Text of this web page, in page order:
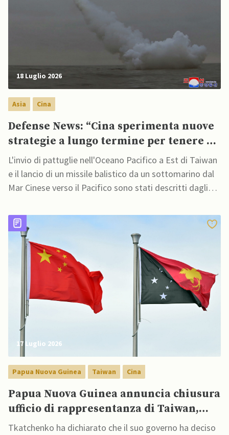
18 Luglio 2026
Asia Cina
Defense News: “Cina sperimenta nuove
strategie a lungo termine per tenere a
bada rivali in Asia”
L'invio di pattuglie nell'Oceano Pacifico a Est di Taiwan
e il lancio di un missile balistico da un sottomarino dal
Mar Cinese verso il Pacifico sono stati descritti dagli
strategie per dissuadere altri dal contestare le sue
rivendicazioni territoriali
17 Luglio 2026
Papua Nuova Guinea Taiwan Cina
Papua Nuova Guinea annuncia chiusura
ufficio di rappresentanza di Taiwan,
ricevendo plauso della Cina
Tkatchenko ha dichiarato che il suo governo ha deciso